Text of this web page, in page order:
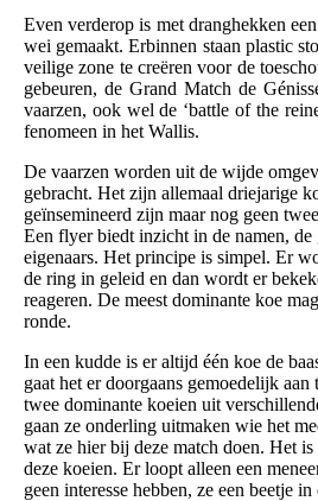
Even verderop is met dranghekken
wei gemaakt. Erbinnen staan plastic
veilige zone te creëren voor de
gebeuren, de Grand Match de
vaarzen, ook wel de ‘battle of the
fenomeen in het Wallis.
De vaarzen worden uit de wijde
gebracht. Het zijn allemaal driejarige
geïnsemineerd zijn maar nog geen
Een flyer biedt inzicht in de namen, de
eigenaars. Het principe is simpel. Er
de ring in geleid en dan wordt er
reageren. De meest dominante koe
ronde.
In een kudde is er altijd één koe de
gaat het er doorgaans gemoedelijk
twee dominante koeien uit
gaan ze onderling uitmaken wie het
wat ze hier bij deze match doen. Het
deze koeien. Er loopt alleen een
geen interesse hebben, ze een beetje